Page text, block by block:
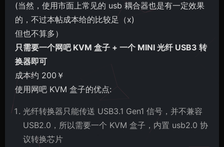
(当然，使用市面上常见的 usb 耦合器也是有一定效果
的，不过本帖成本给的比较足（x)
但也不算多）
只需要一个网吧 KVM 盒子 + 一个 MINI 光纤 USB3 转
换器即可
成本约 200￥
使用网吧 KVM 盒子的优点:
光纤转换器只能传送 USB3.1 Gen1 信号，并不兼容
USB2.0，所以需要一个 KVM 盒子，内置 usb2.0 协
议转换芯片